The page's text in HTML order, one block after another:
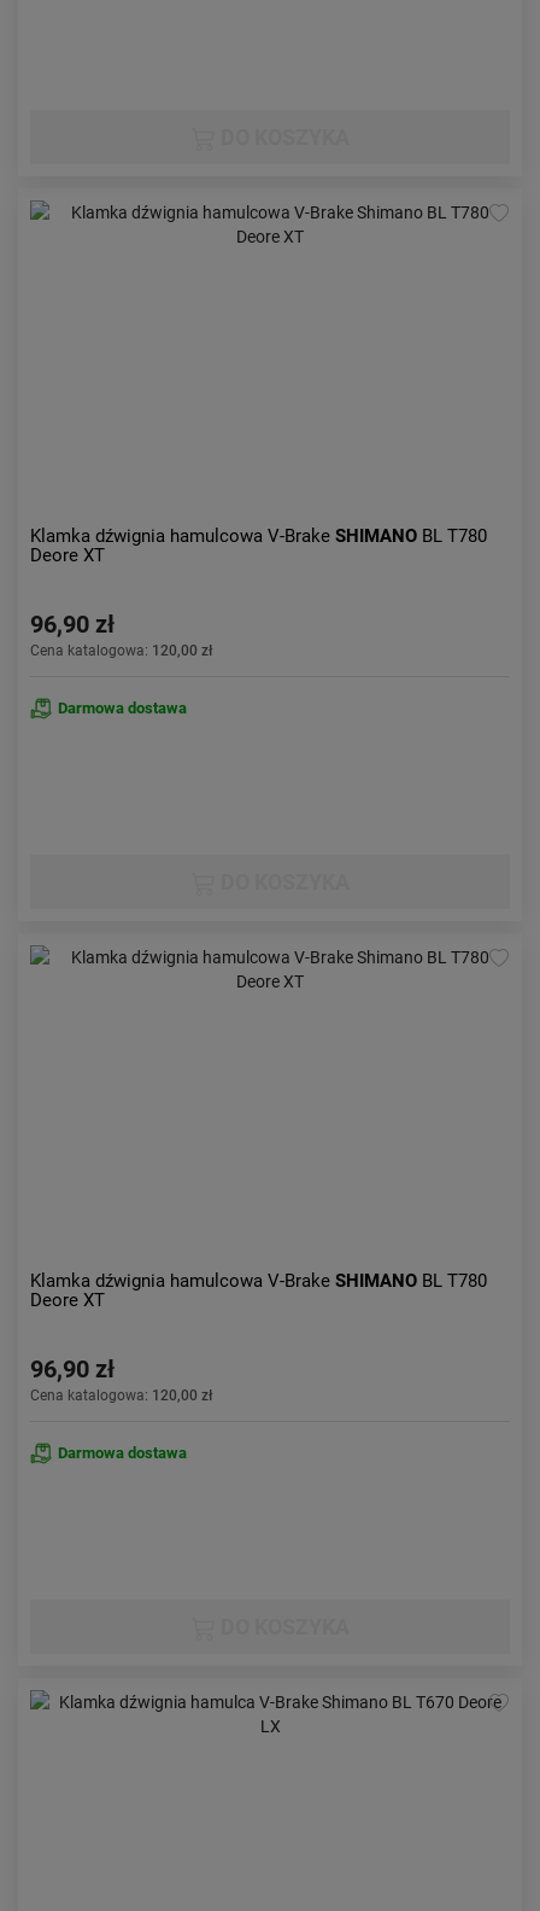
Klamka dźwignia hamulcowa V-Brake SHIMANO BL T780
Deore XT
96,90 zł
Cena katalogowa: 120,00 zł
Darmowa dostawa
Klamka dźwignia hamulcowa V-Brake SHIMANO BL T780
Deore XT
96,90 zł
Cena katalogowa: 120,00 zł
Darmowa dostawa